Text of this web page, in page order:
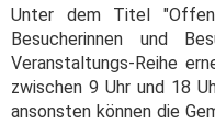
Unter dem Titel
Besucherinnen und
Veranstaltungs-Reihe
zwischen 9 Uhr und 18
ansonsten können die